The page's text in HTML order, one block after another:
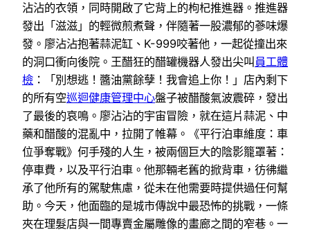
沾沾的衣領，同時開啟了它背上的枸杞推進器。推進器
發出「滋滋」的輕微煎煮聲，伴隨著一股濃郁的蔘味爆
發。廖沾沾抱著蒜泥缸、K-999咬著他，一起從撞出來
的洞口衝向後院。王醋狂的醋罐機器人發出尖叫 員工體
檢 ：「別想逃！醬油黨餘孽！我會追上你！」店內剩下
的所有空巡迴健康管理中心盤子被醋酸氣波震碎，發出
了最後的哀鳴。廖沾沾的宇宙冒險，就在這片蒜泥、中
藥和醋酸的混亂中，拉開了帷幕。《平行泊車維度：車
位爭奪戰》何手殘的人生，被兩個巨大的陰影籠罩著：
停車費，以及平行泊車。他那輛老舊的掀背車，彷彿繼
承了他所有的駕駛焦慮，從未在他需要時提供過任何幫
助。今天，他面臨的是城市傳說中最恐怖的挑戰，一條
夾在理髮店與一間專賣金屬雕像的畫廊之間的窄巷。一